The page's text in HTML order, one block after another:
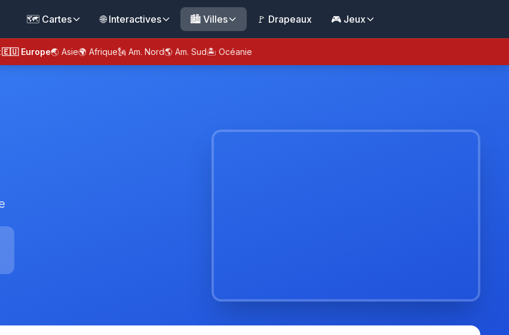
🗺️ Cartes 🌐 Interactives 🏙️ Villes 🚩 Drapeaux 🎮 Jeux
🇪🇺 Europe🌏 Asie🌍 Afrique🗽 Am. Nord🌎 Am. Sud🏝️ Océanie